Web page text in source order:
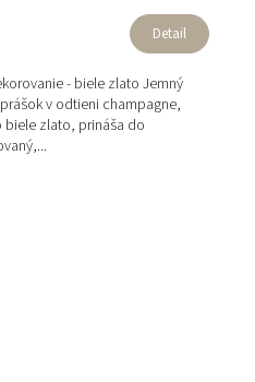
Detail
- biele zlato Jemný
v odtieni champagne,
zlato, prináša do